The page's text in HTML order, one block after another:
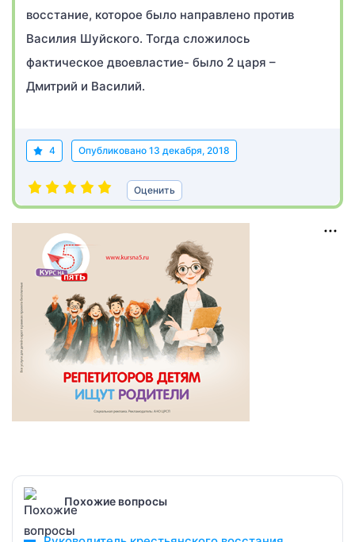
восстание, которое было направлено против
Василия Шуйского. Тогда сложилось
фактическое двоевластие- было 2 царя –
Дмитрий и Василий.
4 Опубликовано 13 декабря, 2018
Оценить
Похожие вопросы